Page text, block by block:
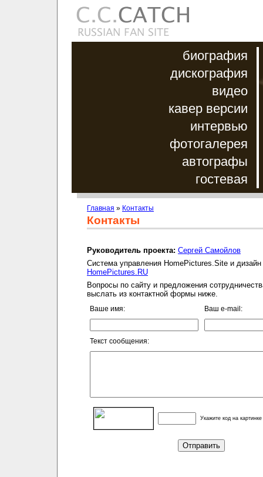
биография
дискография
видео
кавер версии
интервью
фотогалерея
автографы
гостевая
Главная » Контакты
Контакты
Руководитель проекта: Сергей Самойлов
Система управления HomePictures.Site и дизайн
HomePictures.RU
Вопросы по сайту и предложения
выслать из контактной формы ниже.
Ваше имя: Ваш e-mail:
Текст сообщения:
Укажите код на картинке